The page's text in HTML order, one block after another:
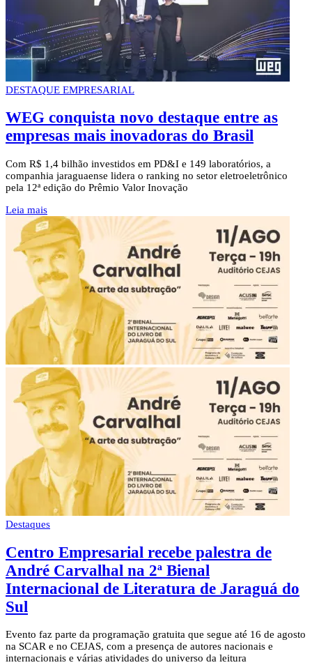
DESTAQUE EMPRESARIAL
WEG conquista novo destaque entre as
empresas mais inovadoras do Brasil
Com R$ 1,4 bilhão investidos em PD&I e 149 laboratórios, a
companhia jaraguaense lidera o ranking no setor eletroeletrônico
pela 12ª edição do Prêmio Valor Inovação
Leia mais
Destaques
Centro Empresarial recebe palestra de
André Carvalhal na 2ª Bienal
Internacional de Literatura de Jaraguá do
Sul
Evento faz parte da programação gratuita que segue até 16 de agosto
na SCAR e no CEJAS, com a presença de autores nacionais e
internacionais e várias atividades do universo da leitura